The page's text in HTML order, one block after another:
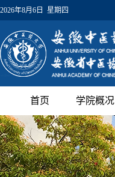
2026年8月6日 星期四
首页 学院概况